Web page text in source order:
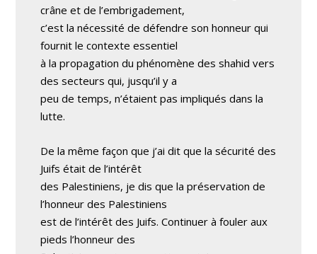
crâne et de l’embrigadement,
c’est la nécessité de défendre son honneur qui
fournit le contexte essentiel
à la propagation du phénomène des shahid vers
des secteurs qui, jusqu’il y a
peu de temps, n’étaient pas impliqués dans la
lutte.
De la même façon que j’ai dit que la sécurité des
Juifs était de l’intérêt
des Palestiniens, je dis que la préservation de
l’honneur des Palestiniens
est de l’intérêt des Juifs. Continuer à fouler aux
pieds l’honneur des